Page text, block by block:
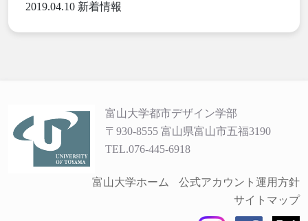
2019.04.10 新着情報
富山大学都市デザイン学部
〒930-8555 富山県富山市五福3190
TEL.076-445-6918
公式アカウント運用方針
富山大学ホーム
サイトマップ